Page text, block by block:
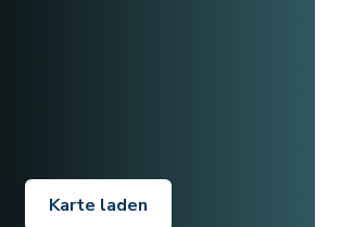
Karte laden